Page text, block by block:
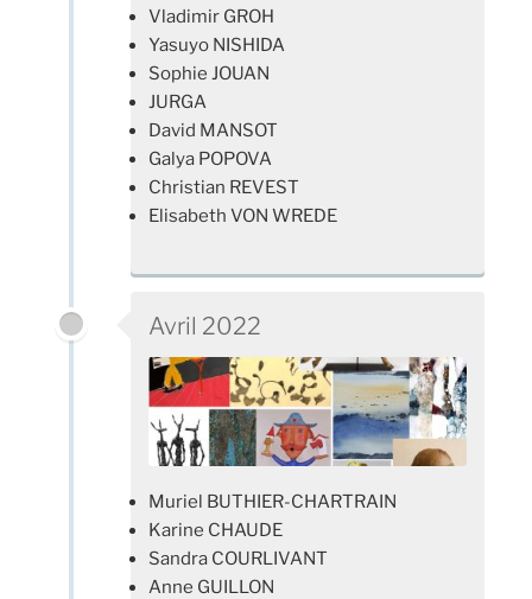
Vladimir GROH
Yasuyo NISHIDA
Sophie JOUAN
JURGA
David MANSOT
Galya POPOVA
Christian REVEST
Elisabeth VON WREDE
Avril 2022
Muriel BUTHIER-CHARTRAIN
Karine CHAUDE
Sandra COURLIVANT
Anne GUILLON